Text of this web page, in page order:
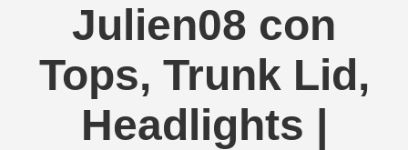
Julien08 con
Tops, Trunk Lid,
Headlights |